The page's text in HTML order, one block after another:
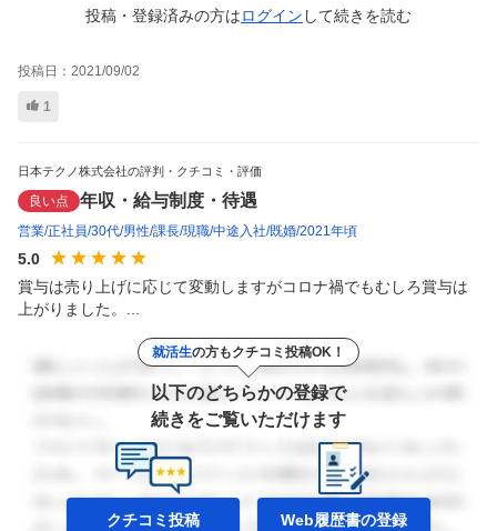
投稿・登録済みの方はログイン して続きを読む
投稿日： 2021/09/02
1
日本テクノ株式会社の評判・クチコミ・評価
良い点 年収・給与制度・待遇
営業 正社員 30代 男性 課長 現職 中途入社 既婚 2021年頃
5.0
賞与は売り上げに応じて変動しますがコロナ禍でもむしろ賞与は
上がりました。...
就活生の方もクチコミ投稿OK！
以下のどちらかの登録で
続きをご覧いただけます
クチコミ投稿 Web履歴書の登録